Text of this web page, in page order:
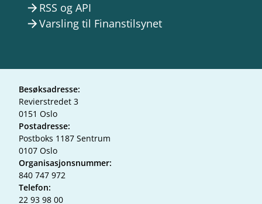
arrow_forward RSS og API
arrow_forwardVarsling til Finanstilsynet
Besøksadresse:
Revierstredet 3
0151 Oslo
Postadresse:
Postboks 1187 Sentrum
0107 Oslo
Organisasjonsnummer:
840 747 972
Telefon:
22 93 98 00